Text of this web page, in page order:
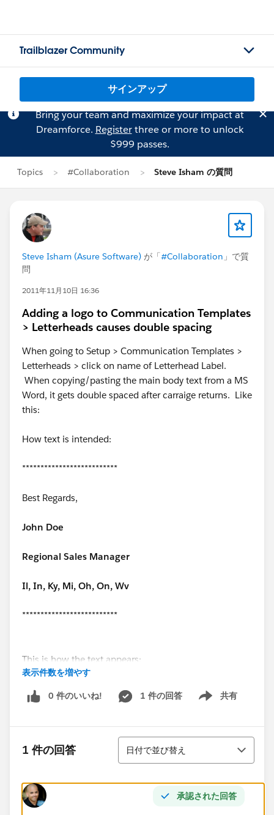
Trailblazer Community
サインアップ
Bring your team and maximize your impact at
Dreamforce. Registerthree or more to unlock
$999 passes.
Topics #Collaboration Steve Isham の質問
Steve Isham (Asure Software) が「#Collaboration 」で質
問
2011年11月10日 16:36
Adding a logo to Communication Templates
> Letterheads causes double spacing
When going to Setup > Communication Templates >
Letterheads > click on name of Letterhead Label.
When copying/pasting the main body text from a MS
Word, it gets double spaced after carraige returns. Like
this:
How text is intended:
**************************
Best Regards,
John Doe
Regional Sales Manager
Il, In, Ky, Mi, Oh, On, Wv
**************************
This is how the text appears:
**************************
John Doe
Regional Sales Manager
表示件数を増やす
0 件のいいね! 1 件の回答 共有
Show menu
1 件の回答
並び替え
日付で並び替え
承認された回答